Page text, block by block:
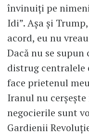
învinuiți pe
Idi”. Așa și
acord, eu nu
Dacă nu se
distrug centralele
face prietenul
Iranul nu
negocierile sunt
Gardienii